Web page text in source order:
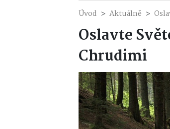
Úvod Aktuálně
Oslavte
Chrudimi